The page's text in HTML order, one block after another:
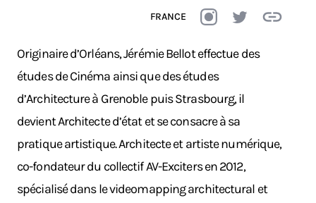
FRANCE
Originaire d’Orléans, Jérémie Bellot effectue des
études de Cinéma ainsi que des études
d’Architecture à Grenoble puis Strasbourg, il
devient Architecte d’état et se consacre à sa
pratique artistique. Architecte et artiste numérique,
co-fondateur du collectif AV-Exciters en 2012,
spécialisé dans le videomapping architectural et